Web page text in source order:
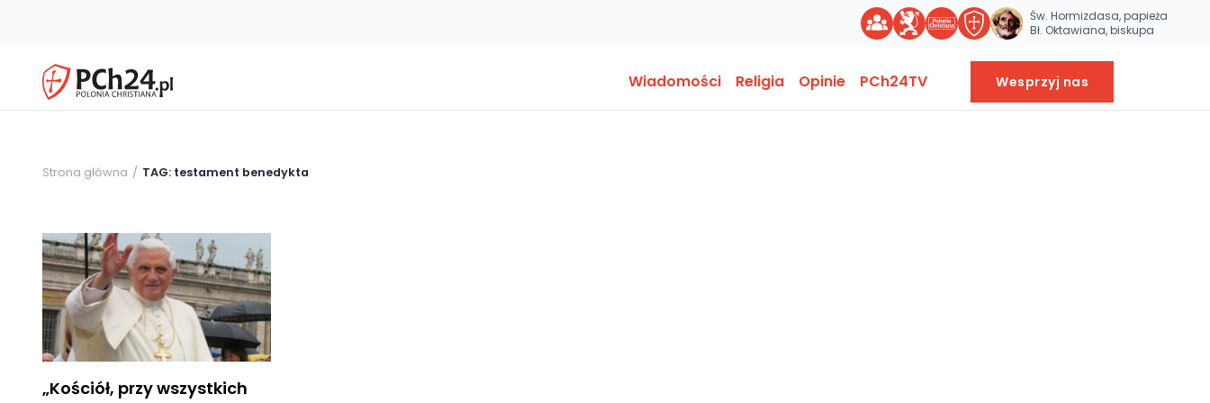
Św. Hormizdasa, papieża
Bł. Oktawiana, biskupa
Wiadomości Religia Opinie PCh24TV Wesprzyj nas
Strona główna TAG: testament benedykta
„Kościół, przy wszystkich